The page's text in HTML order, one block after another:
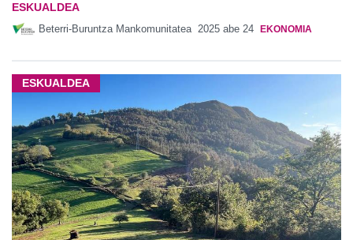
ESKUALDEA
Beterri-Buruntza Mankomunitatea 2025 abe 24 EKONOMIA
ESKUALDEA